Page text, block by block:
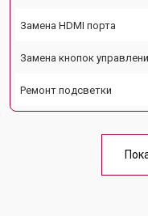
Замена HDMI порта
Замена кнопок
Ремонт подсветки